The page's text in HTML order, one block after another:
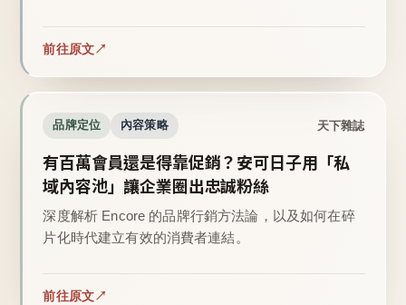
前往原文
品牌定位 內容策略 天下雜誌
有百萬會員還是得靠促銷？安可日子用「私
域內容池」讓企業圈出忠誠粉絲
深度解析 Encore 的品牌行銷方法論，以及如何在碎
片化時代建立有效的消費者連結。
前往原文